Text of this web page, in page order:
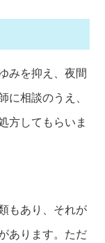
みを抑え、夜間
相談のうえ、
方してもらいま
もあり、それが
あります。ただ